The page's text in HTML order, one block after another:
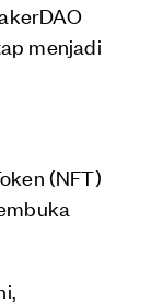
menjadi
(NFT)